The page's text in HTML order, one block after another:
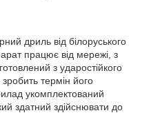
дриль від білоруського
працює від мережі, з
з ударостійкого
термін його
укомплектований
здатний здійснювати до